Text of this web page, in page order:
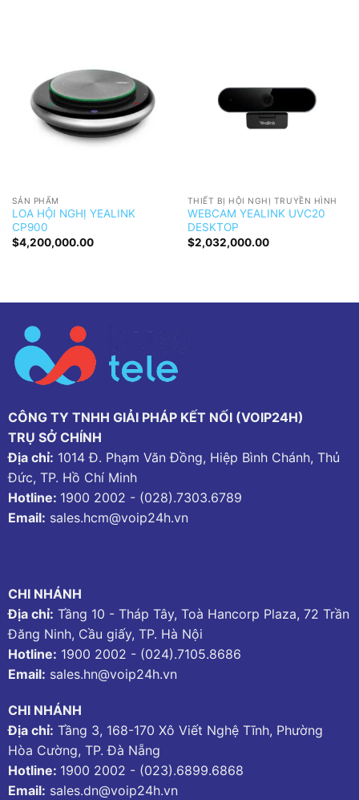
SẢN PHẨM
LOA HỘI NGHỊ YEALINK
CP900
$4,200,000.00
THIẾT BỊ HỘI NGHỊ TRUYỀN HÌNH
WEBCAM YEALINK UVC20
DESKTOP
$2,032,000.00
CÔNG TY TNHH GIẢI PHÁP KẾT NỐI (VOIP24H)
TRỤ SỞ CHÍNH
Địa chỉ: 1014 Đ. Phạm Văn Đồng, Hiệp Bình Chánh, Thủ
Đức, TP. Hồ Chí Minh
Hotline: 1900 2002 - (028).7303.6789
Email: sales.hcm@voip24h.vn
CHI NHÁNH
Địa chỉ: Tầng 10 - Tháp Tây, Toà Hancorp Plaza, 72 Trần
Đăng Ninh, Cầu giấy, TP. Hà Nội
Hotline: 1900 2002 - (024).7105.8686
Email: sales.hn@voip24h.vn
CHI NHÁNH
Địa chỉ: Tầng 3, 168-170 Xô Viết Nghệ Tĩnh, Phường
Hòa Cường, TP. Đà Nẵng
Hotline: 1900 2002 - (023).6899.6868
Email: sales.dn@voip24h.vn